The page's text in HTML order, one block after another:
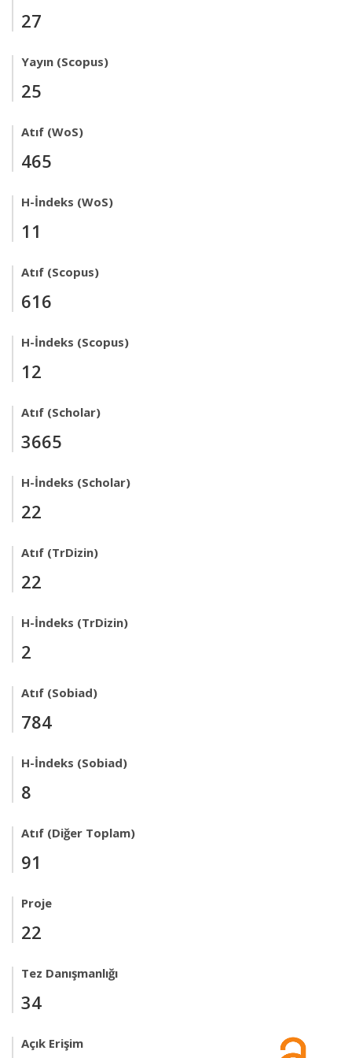
27
Yayın (Scopus)
25
Atıf (WoS)
465
H-İndeks (WoS)
11
Atıf (Scopus)
616
H-İndeks (Scopus)
12
Atıf (Scholar)
3665
H-İndeks (Scholar)
22
Atıf (TrDizin)
22
H-İndeks (TrDizin)
2
Atıf (Sobiad)
784
H-İndeks (Sobiad)
8
Atıf (Diğer Toplam)
91
Proje
22
Tez Danışmanlığı
34
Açık Erişim